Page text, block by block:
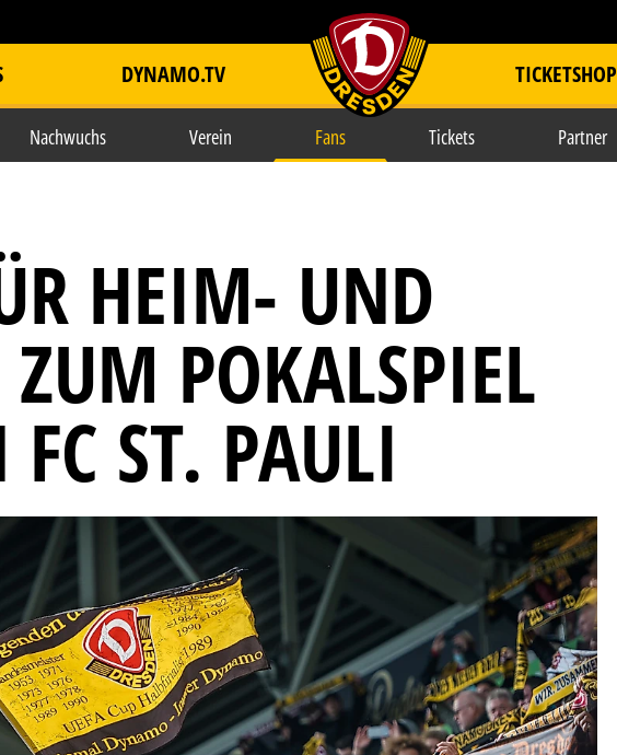
DYNAMO.TV item.title TICKETSHOP
Nachwuchs Verein Fans Tickets Partner
HEIM- UND
ZUM POKALSPIEL
ST. PAULI